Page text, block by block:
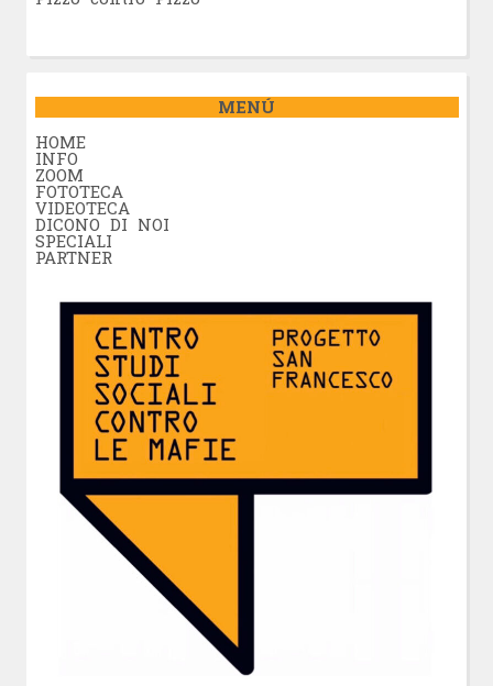
MENÚ
HOME
INFO
ZOOM
FOTOTECA
VIDEOTECA
DICONO DI NOI
SPECIALI
PARTNER